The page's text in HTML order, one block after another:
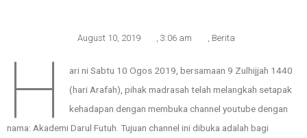
August 10, 2019 3:06 am Berita
H
ari ni Sabtu 10 Ogos 2019, bersamaan 9 Zulhijjah 1440
(hari Arafah), pihak madrasah telah melangkah setapak
kehadapan dengan membuka channel youtube dengan
nama: Akademi Darul Futuh. Tujuan channel ini dibuka adalah bagi